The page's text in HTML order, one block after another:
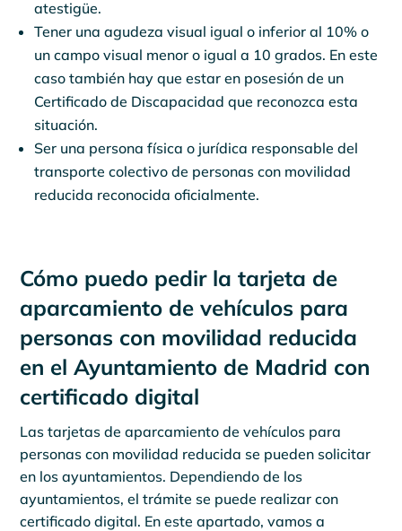
atestigüe.
Tener una agudeza visual igual o inferior al 10% o
un campo visual menor o igual a 10 grados. En este
caso también hay que estar en posesión de un
Certificado de Discapacidad que reconozca esta
situación.
Ser una persona física o jurídica responsable del
transporte colectivo de personas con movilidad
reducida reconocida oficialmente.
Cómo puedo pedir la tarjeta de
aparcamiento de vehículos para
personas con movilidad reducida
en el Ayuntamiento de Madrid con
certificado digital
Las tarjetas de aparcamiento de vehículos para
personas con movilidad reducida se pueden solicitar
en los ayuntamientos. Dependiendo de los
ayuntamientos, el trámite se puede realizar con
certificado digital. En este apartado, vamos a